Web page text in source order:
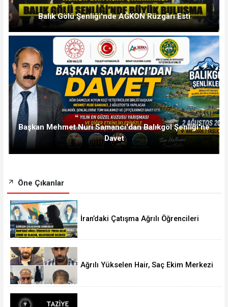
Balık Gölü Şenliği'nde AĞKON Rüzgârı Esti
Başkan Mehmet Nuri Samancı'dan Balıkgöl Şenliği'ne
Davet
Öne Çıkanlar
İran’daki Çatışma Ağrılı Öğrencileri
Ağrılı Yükselen Hair, Saç Ekim Merkezi